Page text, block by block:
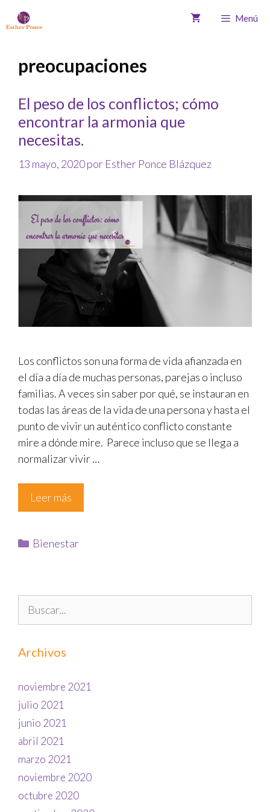
Menú
preocupaciones
El peso de los conflictos; cómo
encontrar la armonia que
necesitas.
13 mayo, 2020por Esther Ponce Blázquez
Los conflictos son una forma de vida afianzada en
el día a día de muchas personas, parejas o incluso
familias. A veces sin saber por qué, se instauran en
todas las áreas de la vida de una persona y hasta el
punto de vivir un auténtico conflicto constante
mire a dónde mire. Parece incluso que se llega a
normalizar vivir …
Leer más
Bienestar
Archivos
noviembre 2021
julio 2021
junio 2021
abril 2021
marzo 2021
noviembre 2020
octubre 2020